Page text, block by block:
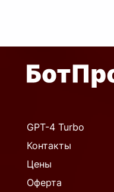
GPT-4 Turbo
Контакты
Цены
Оферта